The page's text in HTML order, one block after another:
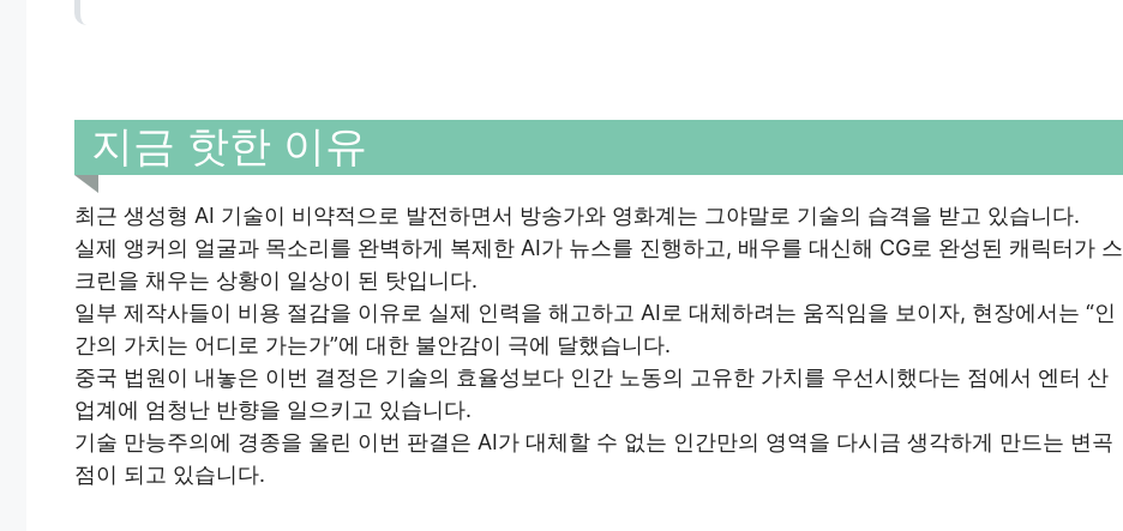
지금 핫한 이유
최근 생성형 AI 기술이 비약적으로 발전하면서 방송가와 영화계는 그야말로 기술의 습격을 받고 있습니다.
실제 앵커의 얼굴과 목소리를 완벽하게 복제한 AI가 뉴스를 진행하고, 배우를 대신해 CG로 완성된 캐릭터가 스
크린을 채우는 상황이 일상이 된 탓입니다.
일부 제작사들이 비용 절감을 이유로 실제 인력을 해고하고 AI로 대체하려는 움직임을 보이자, 현장에서는 “인
간의 가치는 어디로 가는가”에 대한 불안감이 극에 달했습니다.
중국 법원이 내놓은 이번 결정은 기술의 효율성보다 인간 노동의 고유한 가치를 우선시했다는 점에서 엔터 산
업계에 엄청난 반향을 일으키고 있습니다.
기술 만능주의에 경종을 울린 이번 판결은 AI가 대체할 수 없는 인간만의 영역을 다시금 생각하게 만드는 변곡
점이 되고 있습니다.